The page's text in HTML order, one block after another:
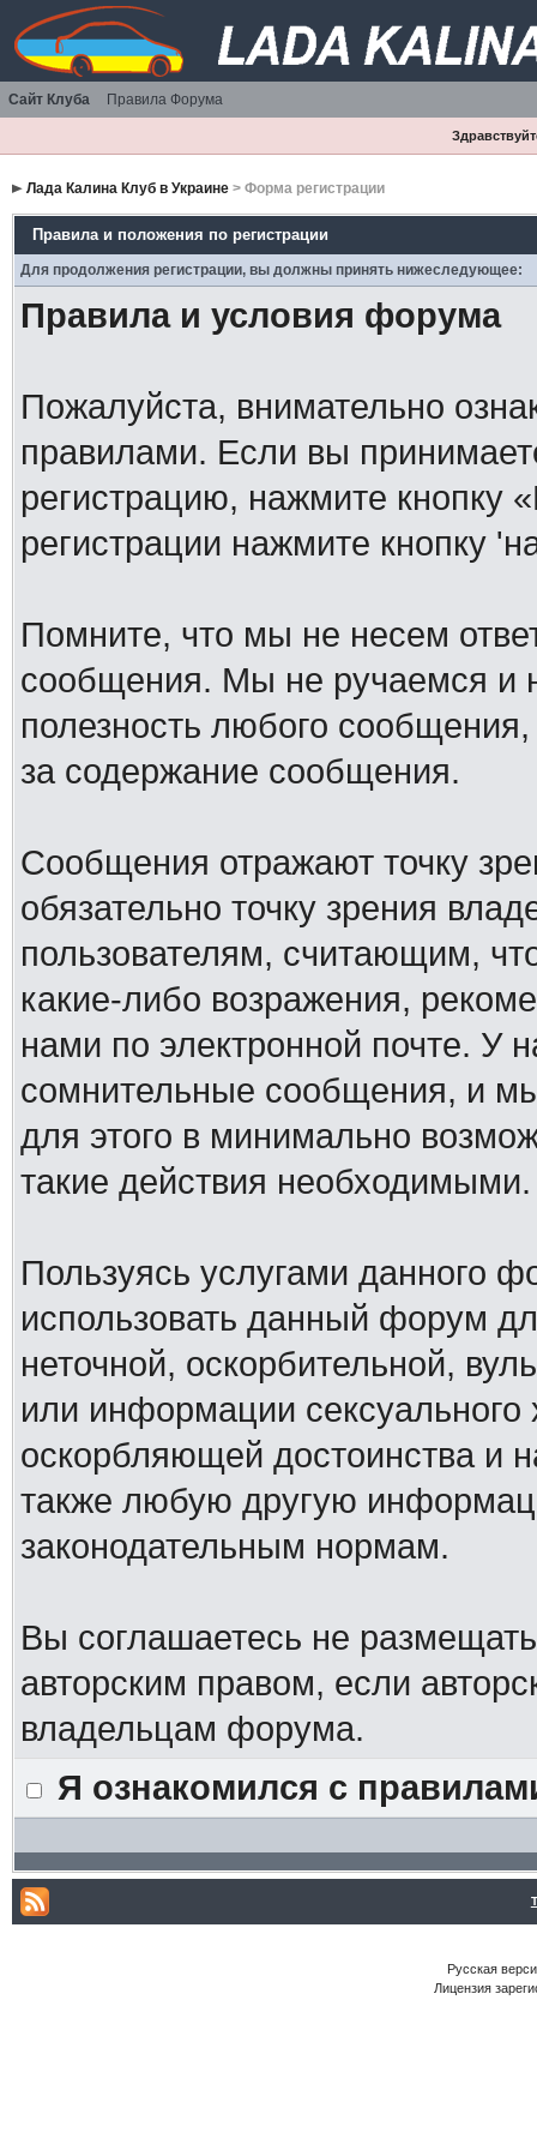
Сайт Клуба Правила Форума
Лада Калина Клуб в Украине> Форма регистрации
Правила и положения по регистрации
Для продолжения регистрации, вы должны принять нижеследующее:
Правила и условия форума
Пожалуйста, внимательно
правилами. Если вы
регистрацию, нажмите кнопку
регистрации нажмите кнопку
Помните, что мы не несем
сообщения. Мы не ручаемся и
полезность любого
за содержание сообщения.
Сообщения отражают точку
обязательно точку зрения
пользователям, считающим,
какие-либо возражения,
нами по электронной почте. У
сомнительные сообщения, и
для этого в минимально
такие действия необходимыми.
Пользуясь услугами данного
использовать данный форум
неточной, оскорбительной,
или информации
оскорбляющей достоинства и
также любую другую
законодательным нормам.
Вы соглашаетесь не
авторским правом, если
владельцам форума.
Я ознакомился с
Русская
Лицензия